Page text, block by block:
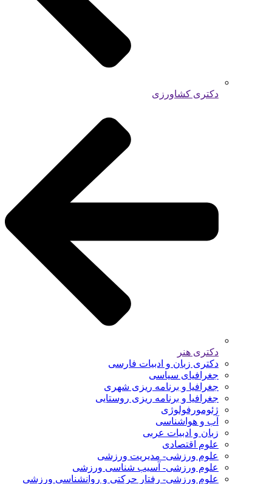
دکتری کشاورزی
دکتری هنر
دکتری زبان و ادبیات فارسی
جغرافیای سیاسی
جغرافیا و برنامه ریزی شهری
جغرافیا و برنامه ریزی روستایی
ژئومورفولوژی
آب و هواشناسی
زبان و ادبیات عربی
علوم اقتصادی
علوم ورزشی- مدیریت ورزشی
علوم ورزشی- آسیب شناسی ورزشی
علوم ورزشی- رفتار حرکتی و روانشناسی ورزشی